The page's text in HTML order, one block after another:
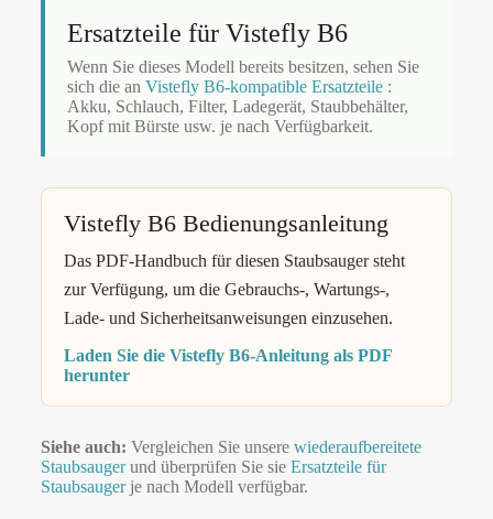
Ersatzteile für Vistefly B6
Wenn Sie dieses Modell bereits besitzen, sehen Sie
sich die an Vistefly B6-kompatible Ersatzteile:
Akku, Schlauch, Filter, Ladegerät, Staubbehälter,
Kopf mit Bürste usw. je nach Verfügbarkeit.
Vistefly B6 Bedienungsanleitung
Das PDF-Handbuch für diesen Staubsauger steht
zur Verfügung, um die Gebrauchs-, Wartungs-,
Lade- und Sicherheitsanweisungen einzusehen.
Laden Sie die Vistefly B6-Anleitung als PDF
herunter
Siehe auch: Vergleichen Sie unsere wiederaufbereitete
Staubsaugerund überprüfen Sie sie Ersatzteile für
Staubsaugerje nach Modell verfügbar.